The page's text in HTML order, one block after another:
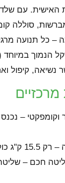
האישית. עם
סוללה
– כל תנועה
נשיאה, קיפול
וקומפקטי –
כולל סוללה
חכם –